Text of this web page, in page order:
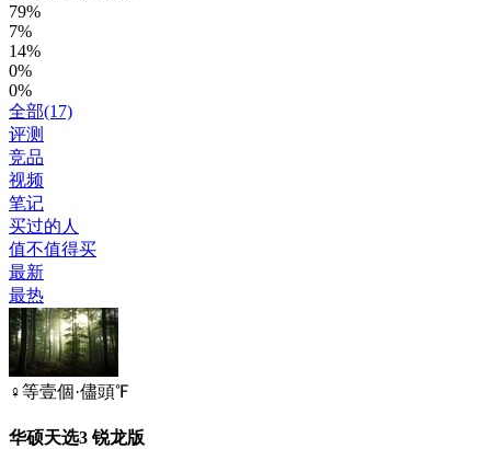
79%
7%
14%
0%
0%
全部(17)
评测
竞品
视频
笔记
买过的人
值不值得买
最新
最热
♀等壹個·儘頭℉
华硕天选3 锐龙版